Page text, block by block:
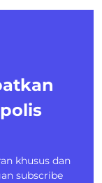
khusus dan
subscribe